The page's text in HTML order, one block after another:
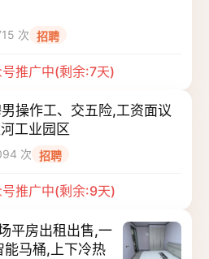
次 招聘
推广中(剩余:7天)
操作工、交五险,工资面议
工业园区
次 招聘
推广中(剩余:9天)
平房出租出售,一
能马桶,上下冷热